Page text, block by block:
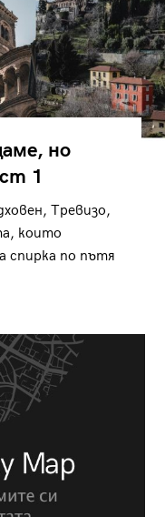
но
1
Тревизо,
които
спирка по пътя